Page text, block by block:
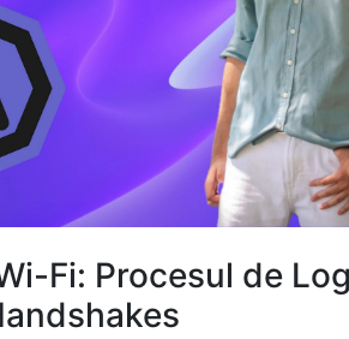
Fi: Procesul de